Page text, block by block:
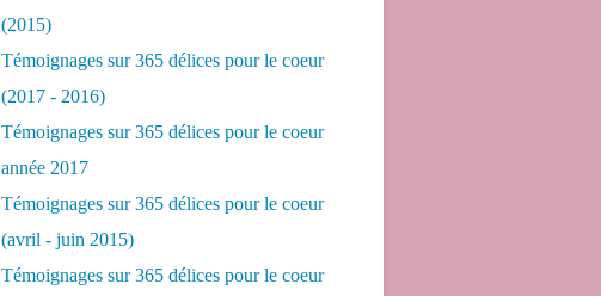
(2015)
Témoignages sur 365 délices pour le coeur
(2017 - 2016)
Témoignages sur 365 délices pour le coeur
année 2017
Témoignages sur 365 délices pour le coeur
(avril - juin 2015)
Témoignages sur 365 délices pour le coeur